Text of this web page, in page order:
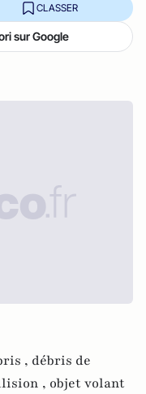
CLASSER
sur Google
, débris de
, objet volant